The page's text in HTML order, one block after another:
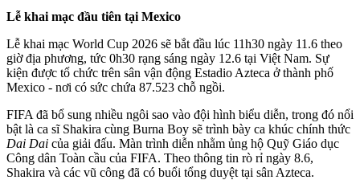
Lễ khai mạc đầu tiên tại Mexico
Lễ khai mạc World Cup 2026 sẽ bắt đầu lúc 11h30 ngày 11.6 theo
giờ địa phương, tức 0h30 rạng sáng ngày 12.6 tại Việt Nam. Sự
kiện được tổ chức trên sân vận động Estadio Azteca ở thành phố
Mexico - nơi có sức chứa 87.523 chỗ ngồi.
FIFA đã bổ sung nhiều ngôi sao vào đội hình biểu diễn, trong đó nổi
bật là ca sĩ Shakira cùng Burna Boy sẽ trình bày ca khúc chính thức
Dai Dai của giải đấu. Màn trình diễn nhằm ủng hộ Quỹ Giáo dục
Công dân Toàn cầu của FIFA. Theo thông tin rò rỉ ngày 8.6,
Shakira và các vũ công đã có buổi tổng duyệt tại sân Azteca.